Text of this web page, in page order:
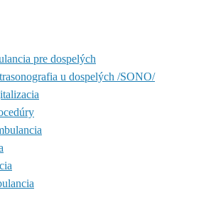
pre dospelých
u dospelých /SONO/